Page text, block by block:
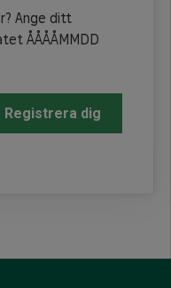
Ange ditt
ÅÅÅÅMMDD
Registrera dig